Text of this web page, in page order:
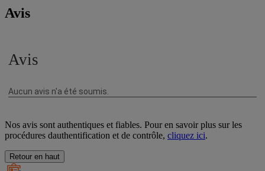
Avis
Nos avis sont authentiques et fiables. Pour en savoir plus sur les
procédures dauthentification et de contrôle, cliquez ici.
Retour en haut